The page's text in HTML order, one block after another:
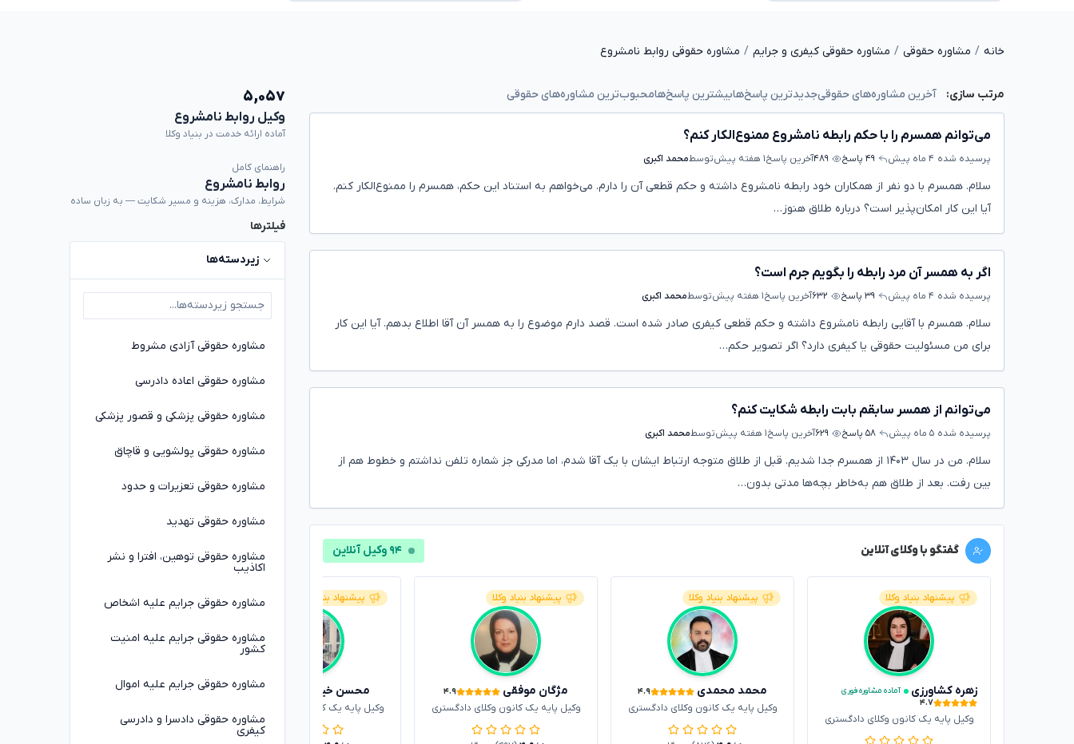
خانه مشاوره حقوقی مشاوره حقوقی کیفری و جرایم مشاوره حقوقی روابط نامشروع
مرتب سازی: آخرین مشاوره‌های حقوقیجدیدترین پاسخ‌هابیشترین پاسخ‌هامحبوب‌ترین مشاوره‌های حقوقی
می‌توانم همسرم را با حکم رابطه نامشروع ممنوع‌الکار کنم؟
پرسیده شده ۴ ماه پیش ۴۹ پاسخ ۴۸۹آخرین پاسخ۱ هفته پیش توسطمحمد اکبری
سلام. همسرم با دو نفر از همکاران خود رابطه نامشروع داشته و حکم قطعی آن را دارم. می‌خواهم به استناد این حکم، همسرم را ممنوع‌الکار کنم.
آیا این کار امکان‌پذیر است؟ درباره طلاق هنوز…
اگر به همسر آن مرد رابطه را بگویم جرم است؟
پرسیده شده ۴ ماه پیش ۳۹ پاسخ ۶۳۲آخرین پاسخ۱ هفته پیش توسطمحمد اکبری
سلام. همسرم با آقایی رابطه نامشروع داشته و حکم قطعی کیفری صادر شده است. قصد دارم موضوع را به همسر آن آقا اطلاع بدهم. آیا این کار
برای من مسئولیت حقوقی یا کیفری دارد؟ اگر تصویر حکم…
می‌توانم از همسر سابقم بابت رابطه شکایت کنم؟
پرسیده شده ۵ ماه پیش ۵۸ پاسخ ۶۲۹آخرین پاسخ۱ هفته پیش توسطمحمد اکبری
سلام. من در سال ۱۴۰۳ از همسرم جدا شدیم. قبل از طلاق متوجه ارتباط ایشان با یک آقا شدم، اما مدرکی جز شماره تلفن نداشتم و خطوط هم از
بین رفت. بعد از طلاق هم به‌خاطر بچه‌ها مدتی بدون…
گفتگو با وکلای آنلاین ۹۴ وکیل آنلاین
پیشنهاد بنیاد وکلا
زهره کشاورزی آماده مشاوره فوری
۴.۷
وکیل پایه یک کانون وکلای دادگستری
پیشنهاد بنیاد وکلا
محمد محمدی ۴.۹
وکیل پایه یک کانون وکلای دادگستری
پیشنهاد بنیاد وکلا
مژگان موفقی ۴.۹
وکیل پایه یک کانون وکلای دادگستری
پیشنهاد بنیاد وکلا
محسن خیری ۴.۹
وکیل پایه یک کانون وکلای دادگستری
پیشنهاد بنیاد وکلا
کیومرث نهاردانی
۵,۰۵۷
وکیل روابط نامشروع
آماده ارائه خدمت در بنیاد وکلا
راهنمای کامل
روابط نامشروع
شرایط، مدارک، هزینه و مسیر شکایت — به زبان ساده
فیلترها
زیردسته‌ها
مشاوره حقوقی آزادی مشروط
مشاوره حقوقی اعاده دادرسی
مشاوره حقوقی پزشکی و قصور پزشکی
مشاوره حقوقی پولشویی و قاچاق
مشاوره حقوقی تعزیرات و حدود
مشاوره حقوقی تهدید
مشاوره حقوقی توهین، افترا و نشر
اکاذیب
مشاوره حقوقی جرایم علیه اشخاص
مشاوره حقوقی جرایم علیه امنیت
کشور
مشاوره حقوقی جرایم علیه اموال
مشاوره حقوقی دادسرا و دادرسی
کیفری